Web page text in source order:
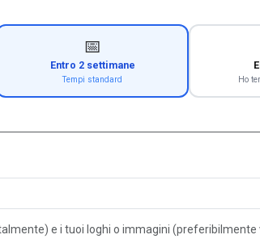
📅
Entro 2 settimane
Tempi standard Ho
e i tuoi loghi o immagini (preferibilmente